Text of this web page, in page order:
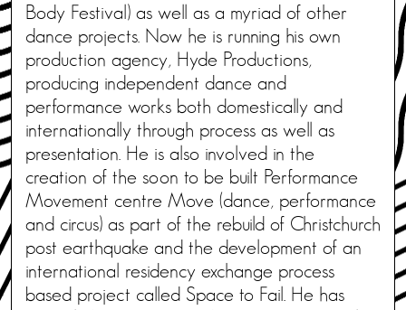
Body Festival) as well as a myriad of other
dance projects. Now he is running his own
production agency, Hyde Productions,
producing independent dance and
performance works both domestically and
internationally through process as well as
presentation. He is also involved in the
creation of the soon to be built Performance
Movement centre Move (dance, performance
and circus) as part of the rebuild of Christchurch
post earthquake and the development of an
international residency exchange process
based project called Space to Fail. He has